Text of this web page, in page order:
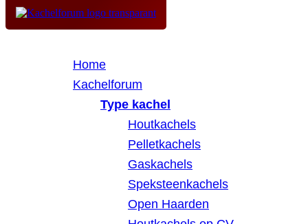
Home
Kachelforum
Type kachel
Houtkachels
Pelletkachels
Gaskachels
Speksteenkachels
Open Haarden